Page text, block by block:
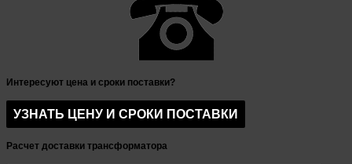
Интересуют цена и сроки поставки?
Расчет доставки трансформатора